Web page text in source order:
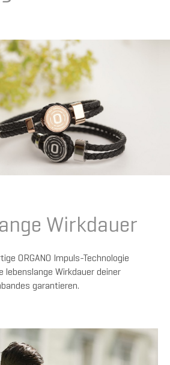
Wirkdauer
ORGANO Impuls-Technologie
lebenslange Wirkdauer deiner
garantieren.